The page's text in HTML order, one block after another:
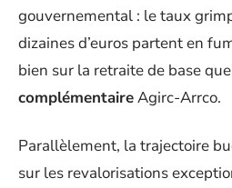
gouvernemental : le taux
dizaines d’euros partent en
bien sur la retraite de base
complémentaireAgirc-Arrco.
Parallèlement, la trajectoire
sur les revalorisations